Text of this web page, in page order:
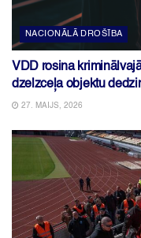
NACIONĀLĀ DROŠĪBA
VDD rosina
dzelzceļa objektu
27. MAIJS, 2026